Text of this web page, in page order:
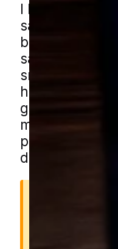
I Rens kan
sammen med
boligområder
samt carporte,
hække,
gode
musehjælp i
partnere.
dig med en
Derfor